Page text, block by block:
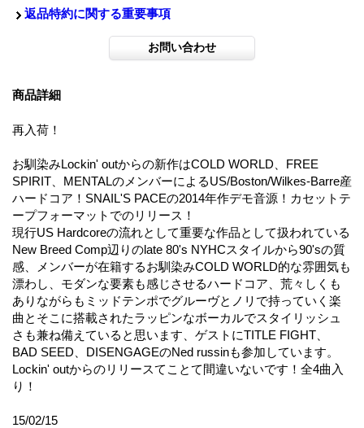
返品特約に関する重要事項
商品詳細
再入荷！
お馴染みLockin' outからの新作はCOLD WORLD、FREE
SPIRIT、MENTALのメンバーによるUS/Boston/Wilkes-Barre産
ハードコア！SNAIL'S PACEの2014年作デモ音源！カセットテ
ープフォーマットでのリリース！
現行US Hardcoreの流れとして重要な作品として扱われている
New Breed Comp辺りのlate 80's NYHCスタイルから90'sの質
感、メンバーが在籍するお馴染みCOLD WORLD的な雰囲気も
漂わし、モダンな要素も感じさせるハードコア、荒々しくも
ありながらもミッドテンポでグルーヴとノリで持っていく楽
曲とそこに搭載されたラッピンなボーカルでスタイリッシュ
さも兼ね備えていると思います、ゲストにTITLE FIGHT、
BAD SEED、DISENGAGEのNed russinも参加しています。
Lockin' outからのリリースてことて間違いないです！全4曲入
り！
15/02/15